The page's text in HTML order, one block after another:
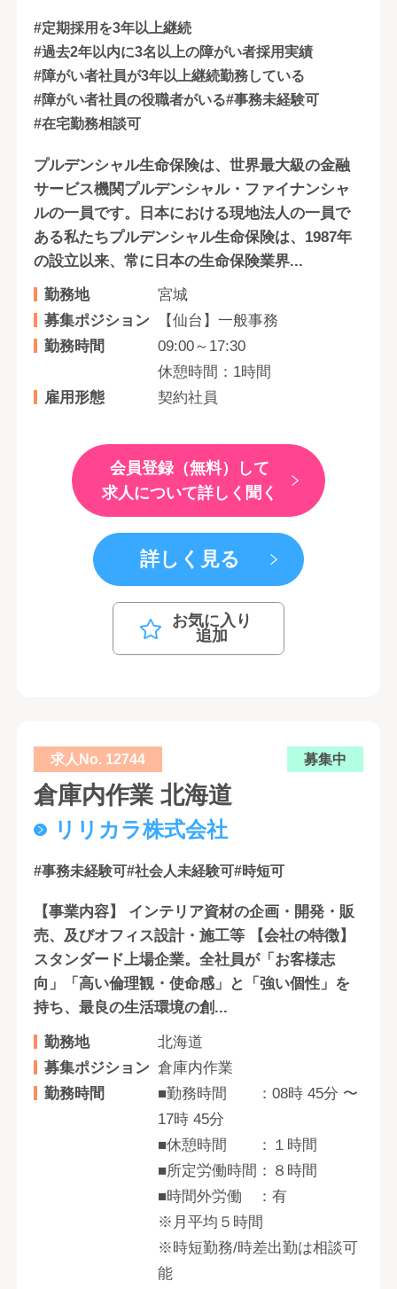
#定期採用を3年以上継続
#過去2年以内に3名以上の障がい者採用実績
#障がい者社員が3年以上継続勤務している
#障がい者社員の役職者がいる#事務未経験可
#在宅勤務相談可
プルデンシャル生命保険は、世界最大級の金融
サービス機関プルデンシャル・ファイナンシャ
ルの一員です。日本における現地法人の一員で
ある私たちプルデンシャル生命保険は、1987年
の設立以来、常に日本の生命保険業界...
勤務地
宮城
募集ポジション
【仙台】一般事務
勤務時間
09:00～17:30
休憩時間：1時間
雇用形態
契約社員
会員登録（無料）して
求人について詳しく聞く
詳しく見る
お気に入り
追加
求人No. 12744 募集中
倉庫内作業 北海道
リリカラ株式会社
#事務未経験可#社会人未経験可#時短可
【事業内容】 インテリア資材の企画・開発・販
売、及びオフィス設計・施工等 【会社の特徴】
スタンダード上場企業。全社員が「お客様志
向」「高い倫理観・使命感」と「強い個性」を
持ち、最良の生活環境の創...
勤務地
北海道
募集ポジション 倉庫内作業
勤務時間
■勤務時間 ：08時 45分 〜
17時 45分
■休憩時間 ：１時間
■所定労働時間：８時間
■時間外労働 ：有
※月平均５時間
※時短勤務/時差出勤は相談可
能